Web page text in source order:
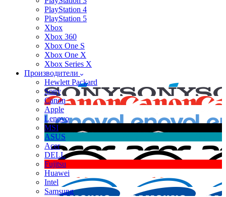
PlayStation 4
PlayStation 5
Xbox
Xbox 360
Xbox One S
Xbox One X
Xbox Series X
Производители
Hewlett Packard
Sony
Canon
Apple
Lenovo
MSI
ASUS
Acer
DELL
Fujitsu
Huawei
Intel
Samsung